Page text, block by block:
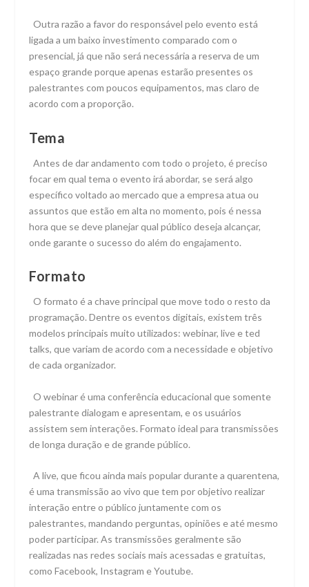
Outra razão a favor do responsável pelo evento está
ligada a um baixo investimento comparado com o
presencial, já que não será necessária a reserva de um
espaço grande porque apenas estarão presentes os
palestrantes com poucos equipamentos, mas claro de
acordo com a proporção.
Tema
Antes de dar andamento com todo o projeto, é preciso
focar em qual tema o evento irá abordar, se será algo
específico voltado ao mercado que a empresa atua ou
assuntos que estão em alta no momento, pois é nessa
hora que se deve planejar qual público deseja alcançar,
onde garante o sucesso do além do engajamento.
Formato
O formato é a chave principal que move todo o resto da
programação. Dentre os eventos digitais, existem três
modelos principais muito utilizados: webinar, live e ted
talks, que variam de acordo com a necessidade e objetivo
de cada organizador.
O webinar é uma conferência educacional que somente
palestrante dialogam e apresentam, e os usuários
assistem sem interações. Formato ideal para transmissões
de longa duração e de grande público.
A live, que ficou ainda mais popular durante a quarentena,
é uma transmissão ao vivo que tem por objetivo realizar
interação entre o público juntamente com os
palestrantes, mandando perguntas, opiniões e até mesmo
poder participar. As transmissões geralmente são
realizadas nas redes sociais mais acessadas e gratuitas,
como Facebook, Instagram e Youtube.